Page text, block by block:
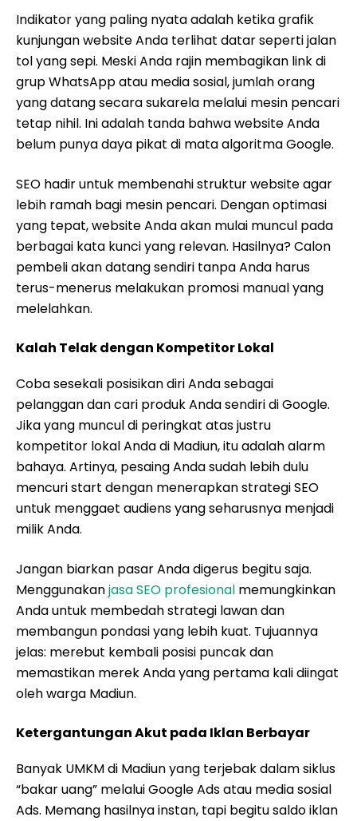
Indikator yang paling nyata adalah ketika grafik
kunjungan website Anda terlihat datar seperti jalan
tol yang sepi. Meski Anda rajin membagikan link di
grup WhatsApp atau media sosial, jumlah orang
yang datang secara sukarela melalui mesin pencari
tetap nihil. Ini adalah tanda bahwa website Anda
belum punya daya pikat di mata algoritma Google.
SEO hadir untuk membenahi struktur website agar
lebih ramah bagi mesin pencari. Dengan optimasi
yang tepat, website Anda akan mulai muncul pada
berbagai kata kunci yang relevan. Hasilnya? Calon
pembeli akan datang sendiri tanpa Anda harus
terus-menerus melakukan promosi manual yang
melelahkan.
Kalah Telak dengan Kompetitor Lokal
Coba sesekali posisikan diri Anda sebagai
pelanggan dan cari produk Anda sendiri di Google.
Jika yang muncul di peringkat atas justru
kompetitor lokal Anda di Madiun, itu adalah alarm
bahaya. Artinya, pesaing Anda sudah lebih dulu
mencuri start dengan menerapkan strategi SEO
untuk menggaet audiens yang seharusnya menjadi
milik Anda.
Jangan biarkan pasar Anda digerus begitu saja.
Menggunakanjasa SEO profesional memungkinkan
Anda untuk membedah strategi lawan dan
membangun pondasi yang lebih kuat. Tujuannya
jelas: merebut kembali posisi puncak dan
memastikan merek Anda yang pertama kali diingat
oleh warga Madiun.
Ketergantungan Akut pada Iklan Berbayar
Banyak UMKM di Madiun yang terjebak dalam siklus
“bakar uang” melalui Google Ads atau media sosial
Ads. Memang hasilnya instan, tapi begitu saldo iklan